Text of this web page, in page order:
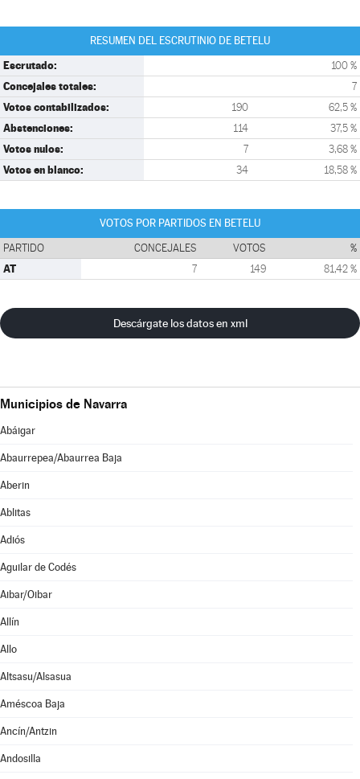
RESUMEN DEL ESCRUTINIO DE BETELU
Escrutado: 100 %
Concejales totales: 7
Votos contabilizados: 190 62,5 %
Abstenciones: 114 37,5 %
Votos nulos: 7 3,68 %
Votos en blanco: 34 18,58 %
VOTOS POR PARTIDOS EN BETELU
PARTIDO CONCEJALES VOTOS %
AT 7 149 81,42 %
Descárgate los datos en xml
Municipios de Navarra
Abáigar
Abaurrepea/Abaurrea Baja
Aberin
Ablitas
Adiós
Aguilar de Codés
Aibar/Oibar
Allín
Allo
Altsasu/Alsasua
Améscoa Baja
Ancín/Antzin
Andosilla